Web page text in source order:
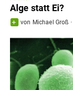
Alge statt Ei?
von Michael Groß ·